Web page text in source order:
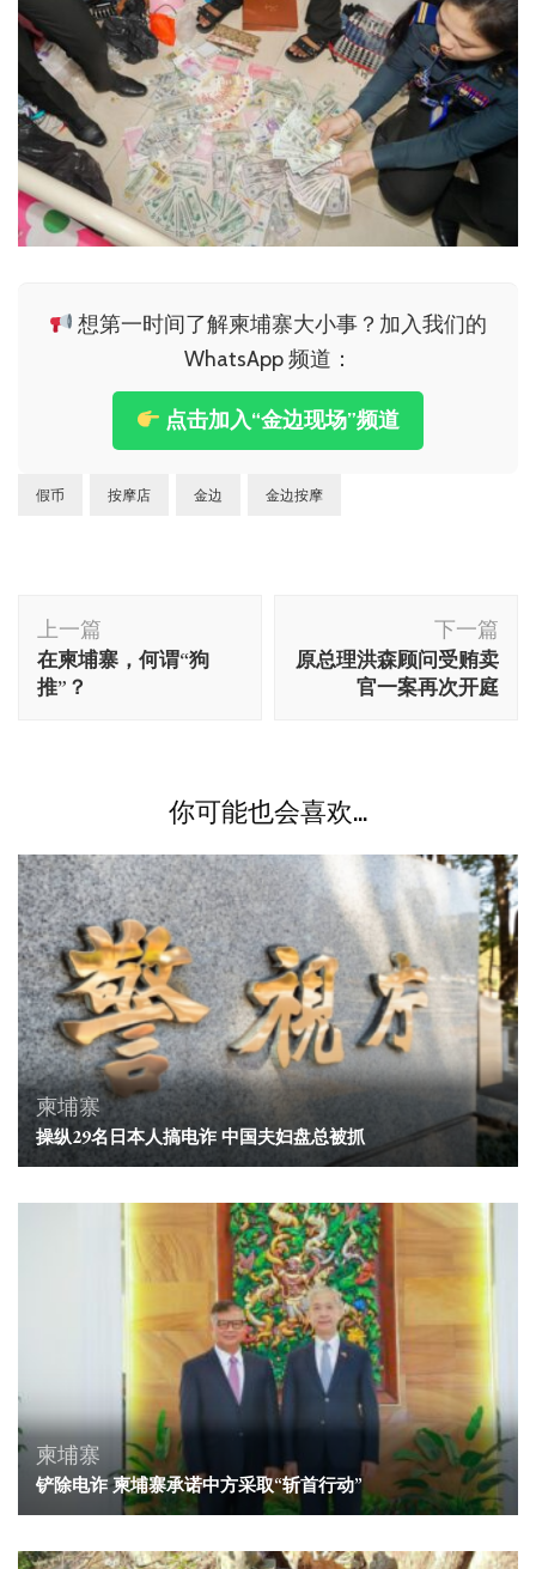
想第一时间了解柬埔寨大小事？加入我们的
WhatsApp 频道：
点击加入“金边现场”频道
假币 按摩店 金边 金边按摩
博
文
导
上一篇
在柬埔寨，何谓“狗
推”？
下一篇
原总理洪森顾问受贿卖
官一案再次开庭
你可能也会喜欢...
柬埔寨
操纵29名日本人搞电诈 中国夫妇盘总被抓
柬埔寨
铲除电诈 柬埔寨承诺中方采取“斩首行动”